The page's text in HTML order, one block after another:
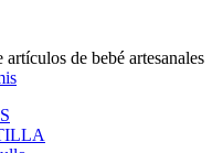
de bebé artesanales